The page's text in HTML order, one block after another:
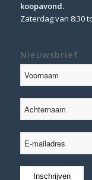
koopavond.
Zaterdag van 8:30
Nieuwsbrief